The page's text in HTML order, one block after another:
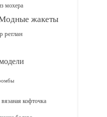
мохера
жакеты
реглан
вязаная кофточка